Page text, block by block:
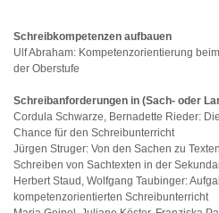
Schreibkompetenzen aufbauen
Ulf Abraham: Kompetenzorientierung
der Oberstufe
Schreibanforderungen in (Sach- oder
Cordula Schwarze, Bernadette Rieder:
Chance für den Schreibunterricht
Jürgen Struger: Von den Sachen zu
Schreiben von Sachtexten in der
Herbert Staud, Wolfgang Taubinger:
kompetenzorientierten Schreibunterricht